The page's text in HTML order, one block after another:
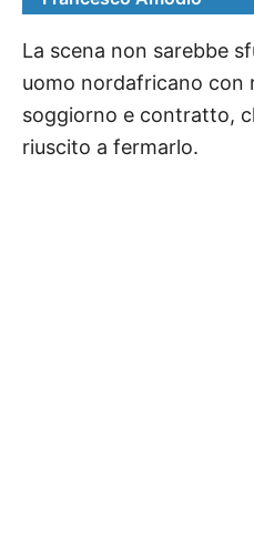
La scena non sarebbe
uomo nordafricano con
soggiorno e contratto,
riuscito a fermarlo.